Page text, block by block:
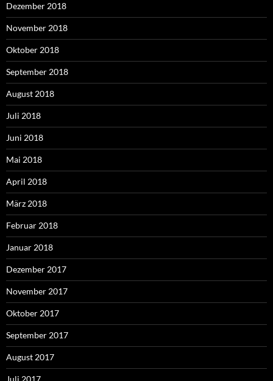
Dezember 2018
November 2018
Oktober 2018
September 2018
August 2018
Juli 2018
Juni 2018
Mai 2018
April 2018
März 2018
Februar 2018
Januar 2018
Dezember 2017
November 2017
Oktober 2017
September 2017
August 2017
Juli 2017